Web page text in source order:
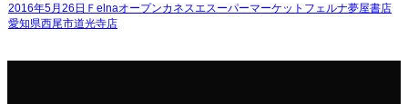
2016年5月26日 Ｆelnaオープンカネスエスーパーマーケット フェルナ夢屋書店
愛知県西尾市道光寺店